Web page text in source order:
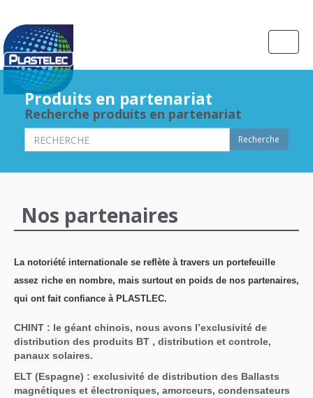
Produits en partenariat
Recherche produits en partenariat
Recherche
Nos partenaires
La notoriété internationale se reflète à travers un portefeuille
assez riche en nombre, mais surtout en poids de nos partenaires,
qui ont fait confiance à PLASTLEC.
CHINT : le géant chinois, nous avons l’exclusivité de
distribution des produits BT , distribution et controle,
panaux solaires.
ELT (Espagne) : exclusivité de distribution des Ballasts
magnétiques et électroniques, amorceurs, condensateurs